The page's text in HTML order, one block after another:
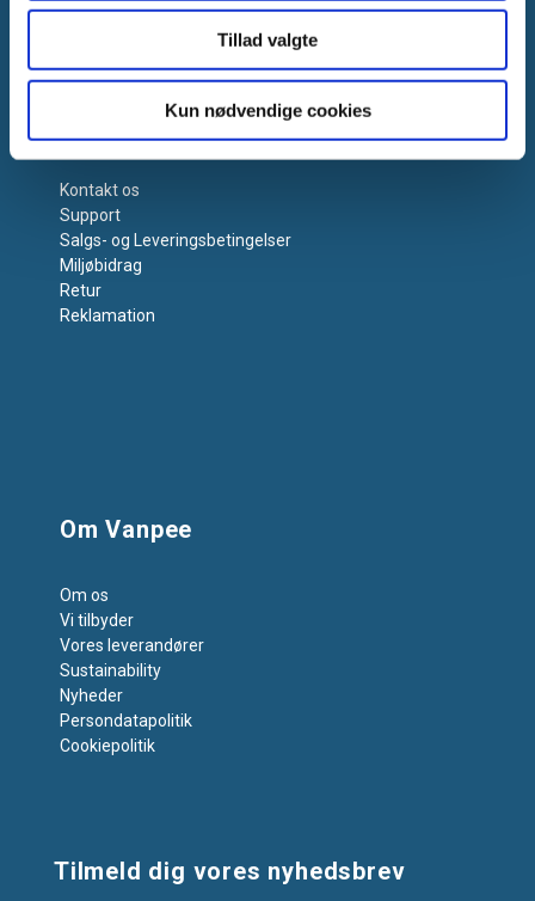
Tillad valgte
Kun nødvendige cookies
Kontakt os
Support
Salgs- og Leveringsbetingelser
Miljøbidrag
Retur
Reklamation
Om Vanpee
Om os
Vi tilbyder
Vores leverandører
Sustainability
Nyheder
Persondatapolitik
Cookiepolitik
Tilmeld dig vores nyhedsbrev